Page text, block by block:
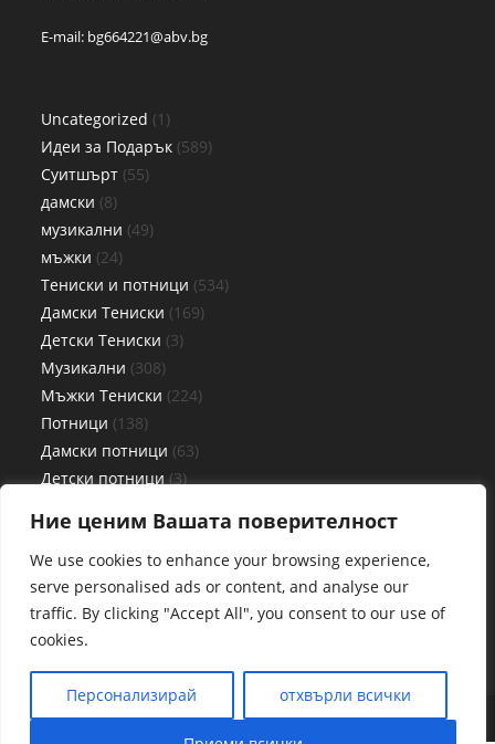
Ние ценим Вашата поверителност
We use cookies to enhance your browsing experience,
serve personalised ads or content, and analyse our
traffic. By clicking "Accept All", you consent to our use of
cookies.
Персонализирай отхвърли всички
E-mail: bg664221@abv.bg
Uncategorized 1
Идеи за Подарък 589
Суитшърт 55
дамски 8
музикални 49
мъжки 24
Тениски и потници 534
Дамски Тениски 169
Детски Тениски 3
Музикални 308
Мъжки Тениски 224
Потници 138
Дамски потници 63
Детски потници 3
Чаши 27
Web By www.pcplovdiv.com